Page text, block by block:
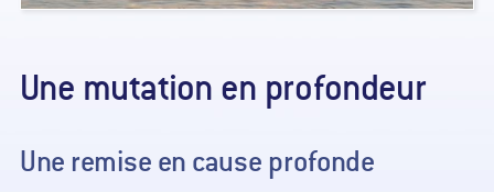
Une mutation en profondeur
Une remise en cause profonde